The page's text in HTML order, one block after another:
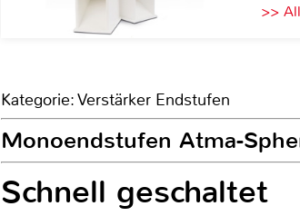
>>
Kategorie: Verstärker Endstufen
Monoendstufen Atma-
Schnell geschaltet